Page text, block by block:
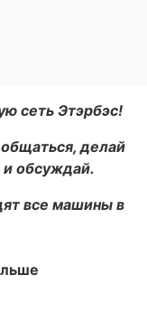
сеть Этэрбэс!
делай
и обсуждай.
все машины в